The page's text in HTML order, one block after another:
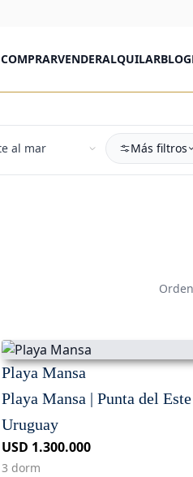
COMPRARVENDERALQUILARBLOG
Más filtros
Playa Mansa
Playa Mansa | Punta del
Uruguay
USD 1.300.000
3 dorm